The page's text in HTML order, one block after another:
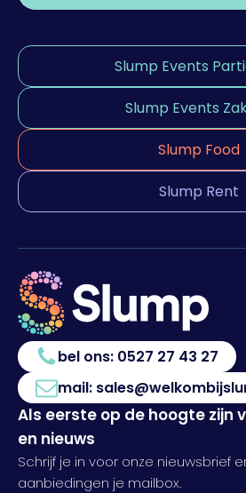
Slump Events
Slump Events
Slump Food
Slump Rent
bel ons: 0527 27 43 27
mail:
Als eerste op de hoogte zijn
en nieuws
Schrijf je in voor onze nieuwsbrief
aanbiedingen je mailbox.